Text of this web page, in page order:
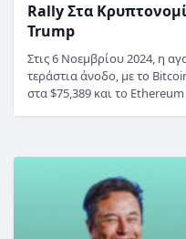
Rally Στα
Trump
Στις 6 Νοεμβρίου 2024, η
τεράστια άνοδο, με το
στα $75,389 και το